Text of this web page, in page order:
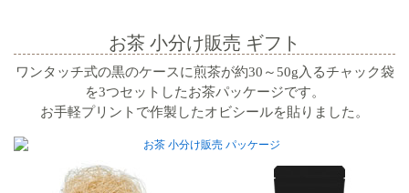
お茶 小分け販売 ギフト
ワンタッチ式の黒のケースに煎茶が約30～50g入るチャック袋
を3つセットしたお茶パッケージです。
お手軽プリントで作製したオビシールを貼りました。